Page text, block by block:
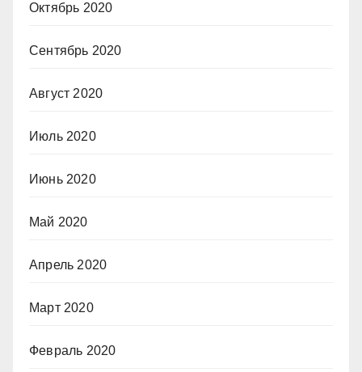
Октябрь 2020
Сентябрь 2020
Август 2020
Июль 2020
Июнь 2020
Май 2020
Апрель 2020
Март 2020
Февраль 2020